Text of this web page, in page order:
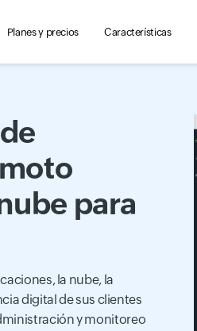
Planes y precios Características
para
la nube, la
digital de sus clientes
y monitoreo